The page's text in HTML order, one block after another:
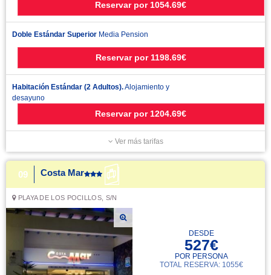
Reservar por 1054.69€
Doble Estándar Superior Media Pension
Reservar por 1198.69€
Habitación Estándar (2 Adultos).Alojamiento y
desayuno
Reservar por 1204.69€
Ver más tarifas
09 Costa Mar
PLAYA DE LOS POCILLOS, S/N
DESDE
527€
POR PERSONA
TOTAL RESERVA: 1055€